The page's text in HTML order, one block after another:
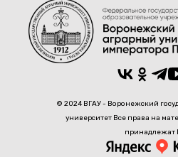
© 2024 ВГАУ - Воронежский
университет Все права на
принадлежат